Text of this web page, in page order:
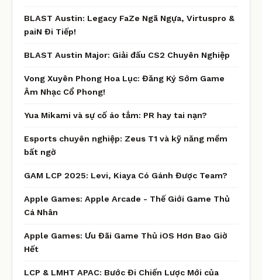
BLAST Austin: Legacy FaZe Ngã Ngựa, Virtuspro &
paiN Đi Tiếp!
BLAST Austin Major: Giải đấu CS2 Chuyên Nghiệp
Vong Xuyên Phong Hoa Lục: Đăng Ký Sớm Game
Âm Nhạc Cổ Phong!
Yua Mikami và sự cố áo tắm: PR hay tai nạn?
Esports chuyên nghiệp: Zeus T1 và kỹ năng mềm
bất ngờ
GAM LCP 2025: Levi, Kiaya Có Gánh Được Team?
Apple Games: Apple Arcade - Thế Giới Game Thủ
Cá Nhân
Apple Games: Ưu Đãi Game Thủ iOS Hơn Bao Giờ
Hết
LCP & LMHT APAC: Bước Đi Chiến Lược Mới của